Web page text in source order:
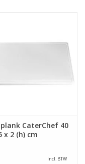
CaterChef 40
x 2 (h) cm
Incl. BTW